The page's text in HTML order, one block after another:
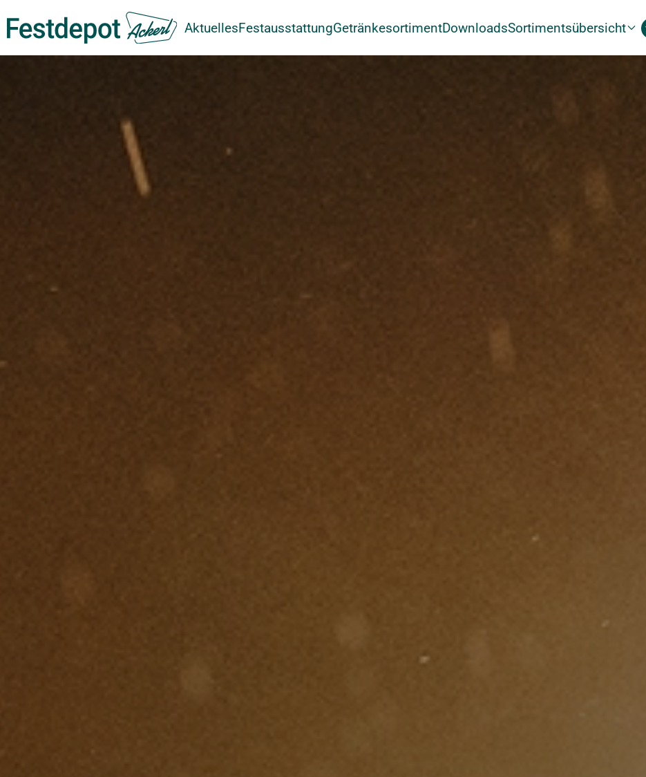
Zum Hauptinhalt springen AktuellesFestausstattungGetränkesortimentDownloadsSortimentsübersicht